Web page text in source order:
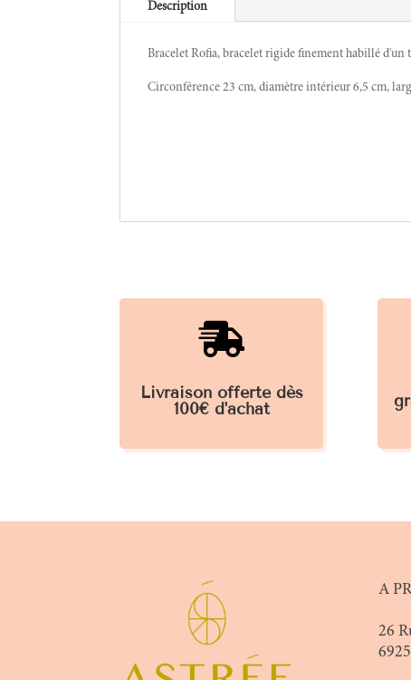
Description
Bracelet Rofia, bracelet rigide finement habillé d'un
Circonférence 23 cm, diamètre intérieur 6,5 cm,

Livraison offerte dès
100€ d'achat
A
26